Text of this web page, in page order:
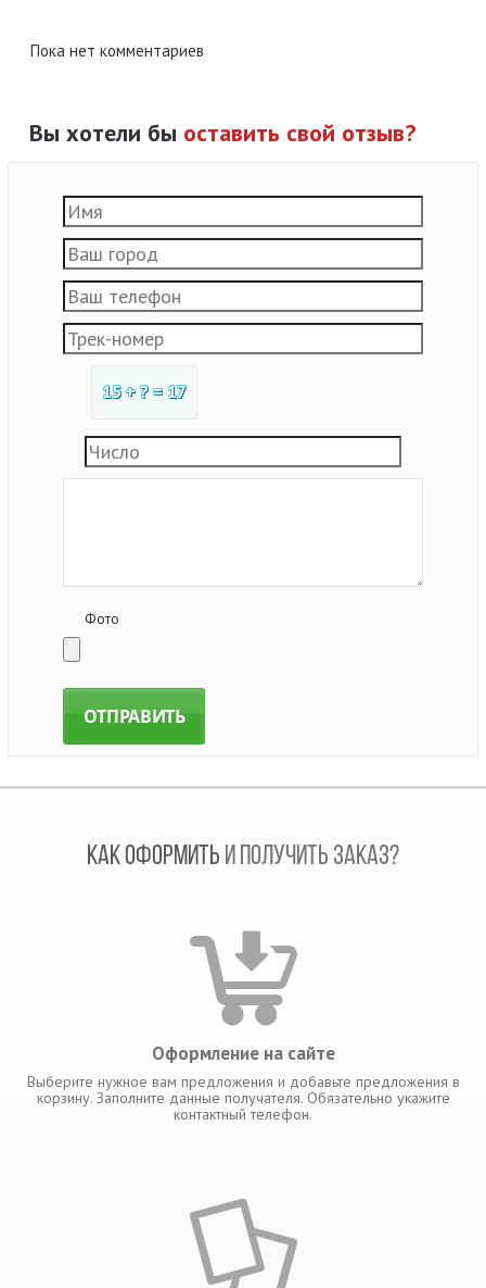
Пока нет комментариев
Вы хотели бы оставить свой отзыв?
15 + ? = 17
Фото
КАК ОФОРМИТЬ И ПОЛУЧИТЬ ЗАКАЗ?
Оформление на сайте
Выберите нужное вам предложения и добавьте предложения в
корзину. Заполните данные получателя. Обязательно укажите
контактный телефон.